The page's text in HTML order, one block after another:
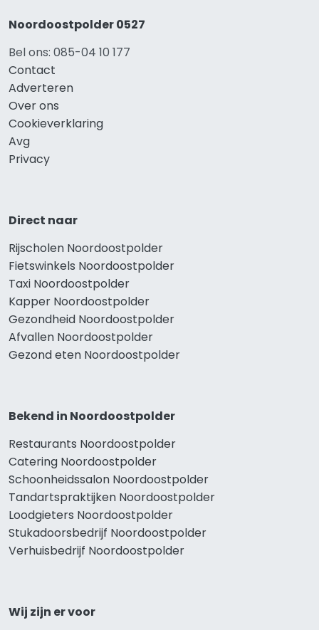
Noordoostpolder 0527
Bel ons: 085-04 10 177
Contact
Adverteren
Over ons
Cookieverklaring
Avg
Privacy
Direct naar
Rijscholen Noordoostpolder
Fietswinkels Noordoostpolder
Taxi Noordoostpolder
Kapper Noordoostpolder
Gezondheid Noordoostpolder
Afvallen Noordoostpolder
Gezond eten Noordoostpolder
Bekend in Noordoostpolder
Restaurants Noordoostpolder
Catering Noordoostpolder
Schoonheidssalon Noordoostpolder
Tandartspraktijken Noordoostpolder
Loodgieters Noordoostpolder
Stukadoorsbedrijf Noordoostpolder
Verhuisbedrijf Noordoostpolder
Wij zijn er voor